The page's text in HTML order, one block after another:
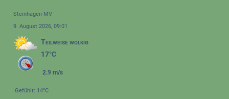
Steinhagen-MV
9. August 2026, 09:01
Teilweise wolkig
17°C
2.9 m/s
Gefühlt: 14°C